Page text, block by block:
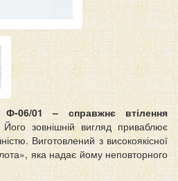
06/01 – справжнє втілення
Його зовнішній вигляд приваблює
Виготовлений з високоякісної
яка надає йому неповторного